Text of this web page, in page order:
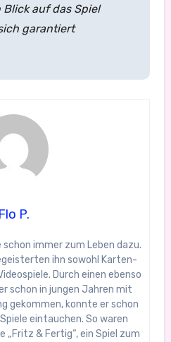
auf das Spiel
garantiert
Flo P.
schon immer zum Leben dazu.
ihn sowohl Karten-
Durch einen ebenso
schon in jungen Jahren mit
gekommen, konnte er schon
eintauchen. So waren
„Fritz & Fertig“, ein Spiel zum